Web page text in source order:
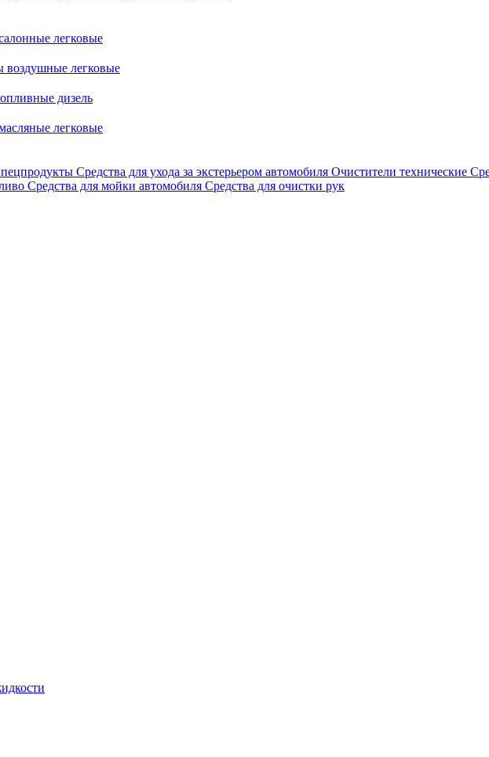
легковые
воздушные легковые
дизель
легковые
Средства для ухода за экстерьером автомобиля Очистители технические
Средства для мойки автомобиля Средства для очистки рук